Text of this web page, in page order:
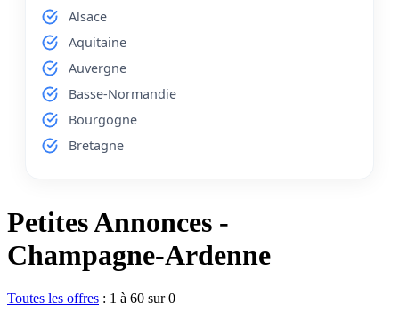
Alsace
Aquitaine
Auvergne
Basse-Normandie
Bourgogne
Bretagne
Petites Annonces -
Champagne-Ardenne
Toutes les offres : 1 à 60 sur 0